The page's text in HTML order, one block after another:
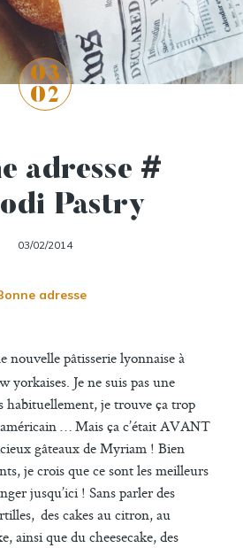
03
02
adresse #
Pastry
03/02/2014
adresse
nouvelle pâtisserie lyonnaise à
yorkaises. Je ne suis pas une
habituellement, je trouve ça trop
… Mais ça c’était AVANT
gâteaux de Myriam ! Bien
je crois que ce sont les meilleurs
jusqu’ici ! Sans parler des
des cakes au citron, au
ainsi que du cheesecake, des